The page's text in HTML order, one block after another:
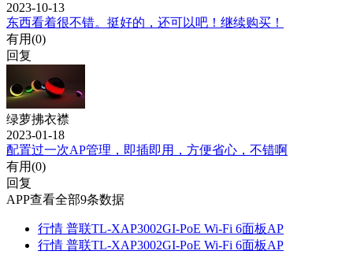
2023-10-13
东西看着很不错。挺好的，还可以吧！继续购买！
有用(0)
回复
绿萝拂衣襟
2023-01-18
配置过一次AP管理，即插即用，方便省心，不错啊
有用(0)
回复
APP查看全部9条数据
行情 普联TL-XAP3002GI-PoE Wi-Fi 6面板AP
行情 普联TL-XAP3002GI-PoE Wi-Fi 6面板AP